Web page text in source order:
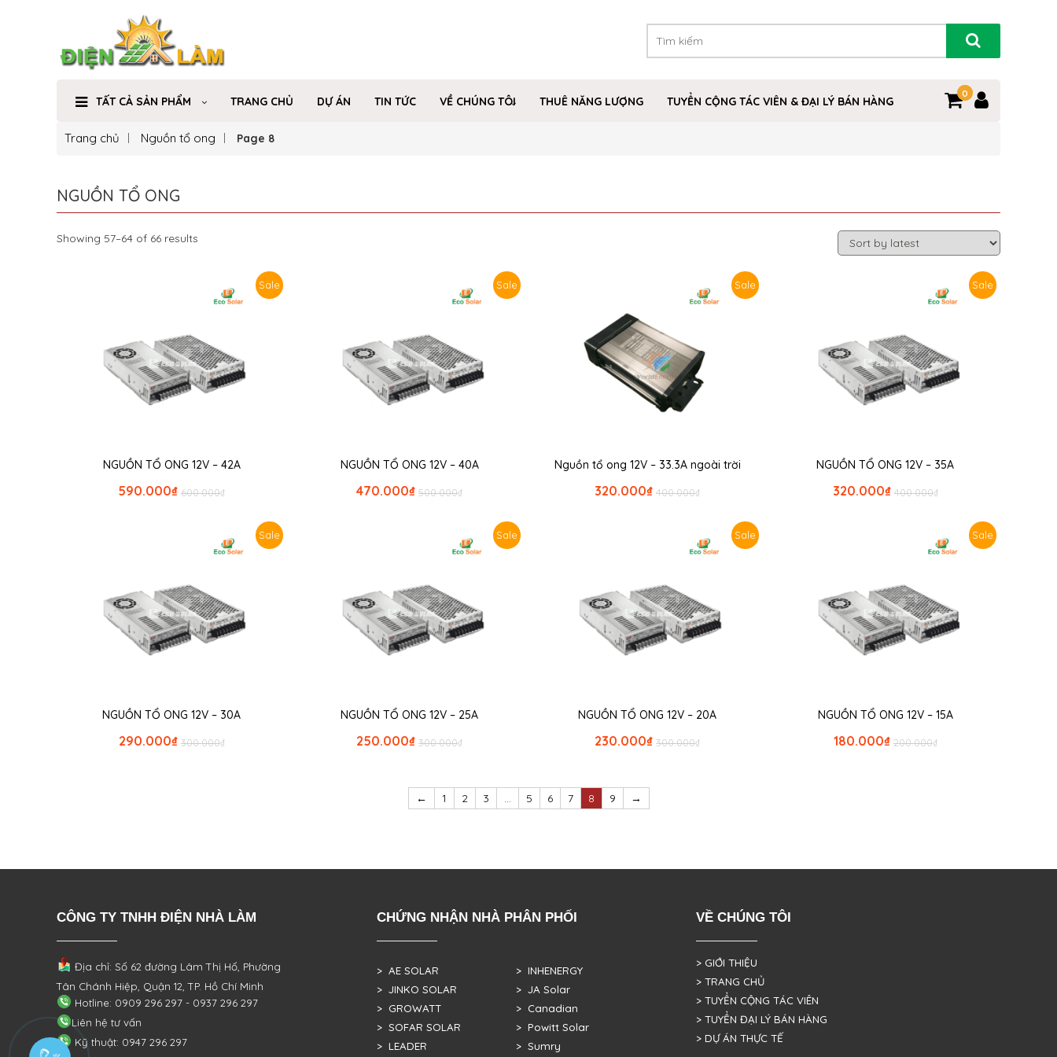
TẤT CẢ SẢN PHẨM TRANG CHỦ DỰ ÁN TIN TỨC VỀ CHÚNG TÔI THUÊ NĂNG LƯỢNG TUYỂN CỘNG TÁC VIÊN & ĐẠI LÝ BÁN HÀNG
0
0
Trang chủ Nguồn tổ ong Page 8
NGUỒN TỔ ONG
Showing 57–64 of 66 results
Sale
NGUỒN TỔ ONG 12V – 42A
₫
600.000
₫
590.000
Sale
NGUỒN TỔ ONG 12V – 40A
₫
500.000
₫
470.000
Sale
Nguồn tổ ong 12V – 33.3A ngoài trời
₫
400.000
₫
320.000
Sale
NGUỒN TỔ ONG 12V – 35A
₫
400.000
₫
320.000
Sale
NGUỒN TỔ ONG 12V – 30A
₫
300.000
₫
290.000
Sale
NGUỒN TỔ ONG 12V – 25A
₫
300.000
₫
250.000
Sale
NGUỒN TỔ ONG 12V – 20A
₫
300.000
₫
230.000
Sale
NGUỒN TỔ ONG 12V – 15A
₫
200.000
₫
180.000
← 1 2 3 … 5 6 7 8 9 →
CÔNG TY TNHH ĐIỆN NHÀ LÀM
Địa chỉ: Số 62 đường Lâm Thị Hố, Phường
Tân Chánh Hiệp, Quận 12, TP. Hồ Chí Minh
Hotline: 0909 296 297 - 0937 296 297
Liên hệ tư vấn
Kỹ thuật: 0947 296 297
CHỨNG NHẬN NHÀ PHÂN PHỐI
> AE SOLAR
> JINKO SOLAR
> GROWATT
> SOFAR SOLAR
> LEADER
> INHENERGY
> JA Solar
> Canadian
> Powitt Solar
> Sumry
VỀ CHÚNG TÔI
> GIỚI THIỆU
> TRANG CHỦ
> TUYỂN CỘNG TÁC VIÊN
> TUYỂN ĐẠI LÝ BÁN HÀNG
> DỰ ÁN THỰC TẾ